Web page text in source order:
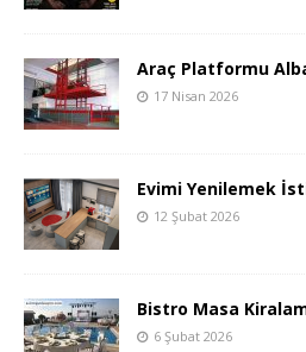
Araç Platformu
17 Nisan 2026
Evimi Yenilemek
12 Şubat 2026
Bistro Masa
6 Şubat 2026